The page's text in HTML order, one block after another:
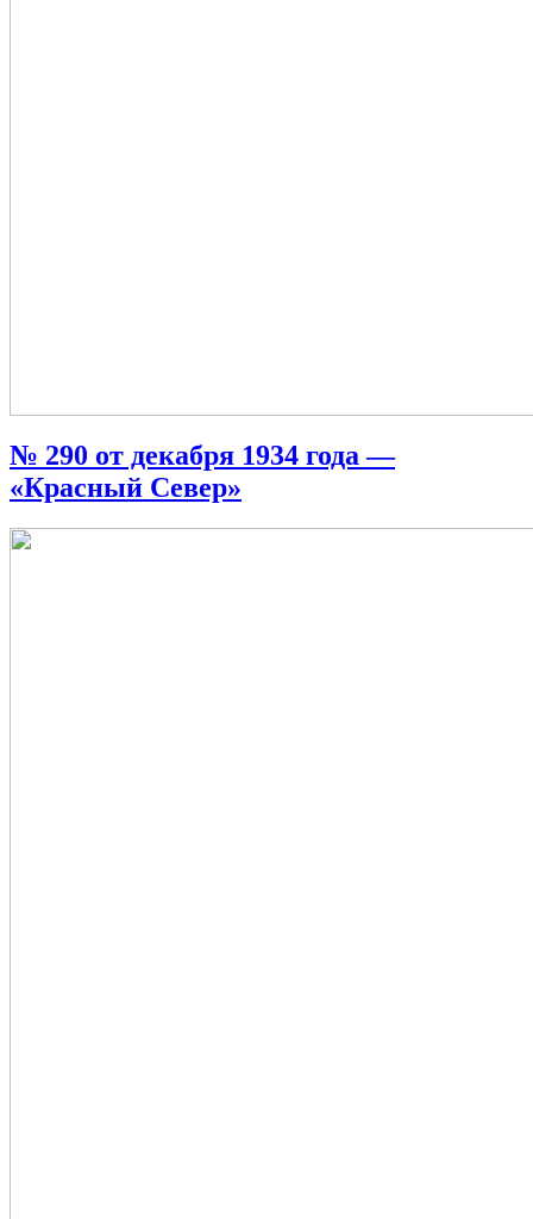
№ 290 от декабря 1934 года —
«Красный Север»